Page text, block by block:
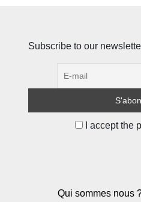
Subscribe to our
I accept the
Qui sommes nous